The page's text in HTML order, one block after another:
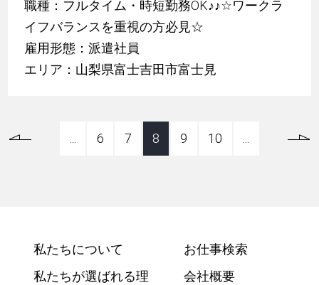
職種：フルタイム・時短勤務OK♪♪☆ワークラ
イフバランスを重視の方必見☆
雇用形態：派遣社員
エリア：山梨県富士吉田市富士見
6 7 8 9 10
私たちについて
私たちが選ばれる理
お仕事検索
会社概要